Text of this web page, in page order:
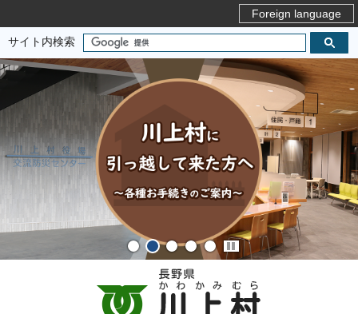
Foreign language
サイト内検索